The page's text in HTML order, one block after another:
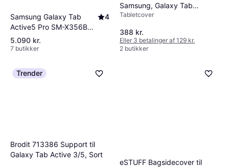
Samsung Galaxy Tab
Active5 Pro SM-X356B
5G LTE 128 GB
4
5.090 kr.
7 butikker
Samsung, Galaxy Tab
Active4 10.1
Tabletcover
388 kr.
Eller 3 betalinger af 129 kr.
2 butikker
Trender
Brodit 713386 Support til
Galaxy Tab Active 3/5, Sort
eSTUFF Bagsidecover til